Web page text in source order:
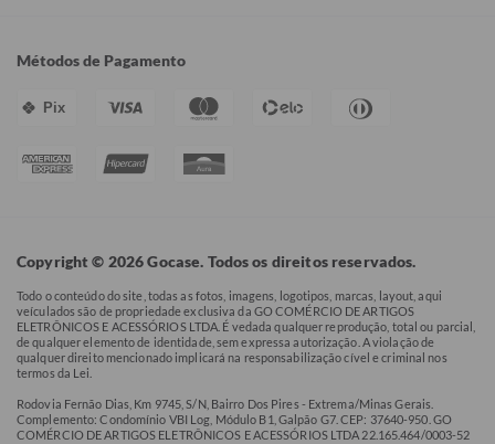
Métodos de Pagamento
Pix
Copyright © 2026 Gocase. Todos os direitos reservados.
Todo o conteúdo do site, todas as fotos, imagens, logotipos, marcas, layout, aqui
veículados são de propriedade exclusiva da GO COMÉRCIO DE ARTIGOS
ELETRÔNICOS E ACESSÓRIOS LTDA. É vedada qualquer reprodução, total ou parcial,
de qualquer elemento de identidade, sem expressa autorização. A violação de
qualquer direito mencionado implicará na responsabilização cível e criminal nos
termos da Lei.
Rodovia Fernão Dias, Km 9745, S/N, Bairro Dos Pires - Extrema/Minas Gerais.
Complemento: Condomínio VBI Log, Módulo B1, Galpão G7. CEP: 37640-950. GO
COMÉRCIO DE ARTIGOS ELETRÔNICOS E ACESSÓRIOS LTDA 22.165.464/0003-52